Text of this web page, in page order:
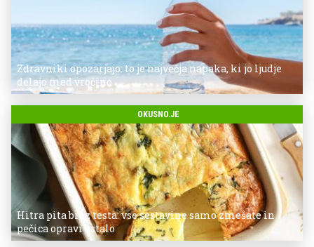
Zdravniki opozarjajo: to je največja napaka, ki jo ljudje
delajo med vročino
OKUSNO.JE
Hitra pita brez testa: vse sestavine samo zmešate in
pečica opravi ostalo